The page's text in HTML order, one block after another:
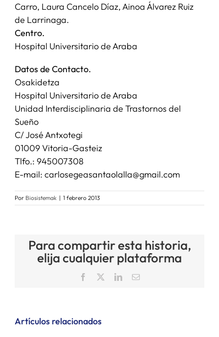
Carro, Laura Cancelo Díaz, Ainoa Álvarez Ruiz
de Larrinaga.
Centro.
Hospital Universitario de Araba
Datos de Contacto.
Osakidetza
Hospital Universitario de Araba
Unidad Interdisciplinaria de Trastornos del
Sueño
C/ José Antxotegi
01009 Vitoria-Gasteiz
Tlfo.: 945007308
E-mail: carlosegeasantaolalla@gmail.com
Por Biosistemak | 1 febrero 2013
Para compartir esta historia,
elija cualquier plataforma
Facebook LinkedInCorreo
Artículos relacionados